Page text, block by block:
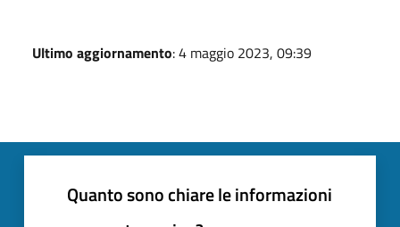
Ultimo aggiornamento: 4 maggio 2023, 09:39
Quanto sono chiare le informazioni